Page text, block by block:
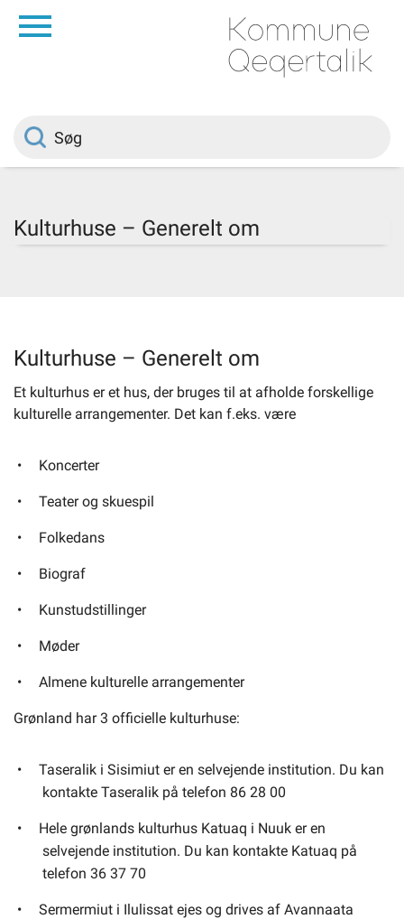
Borger
Selvbetjening
Planportal
Kulturhuse – Generelt om
Kulturhuse – Generelt om
Et kulturhus er et hus, der bruges til at afholde forskellige
kulturelle arrangementer. Det kan f.eks. være
Koncerter
Teater og skuespil
Folkedans
Biograf
Kunstudstillinger
Møder
Almene kulturelle arrangementer
Grønland har 3 officielle kulturhuse:
Taseralik i Sisimiut er en selvejende institution. Du kan
kontakte Taseralik på telefon 86 28 00
Hele grønlands kulturhus Katuaq i Nuuk er en
selvejende institution. Du kan kontakte Katuaq på
telefon 36 37 70
Sermermiut i Ilulissat ejes og drives af Avannaata